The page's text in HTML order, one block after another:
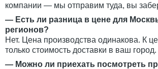
компании — мы отправим туда, вы
— Есть ли разница в цене для
регионов?
Нет. Цена производства одинакова. К
только стоимость доставки в ваш город.
— Можно ли приехать посмотреть